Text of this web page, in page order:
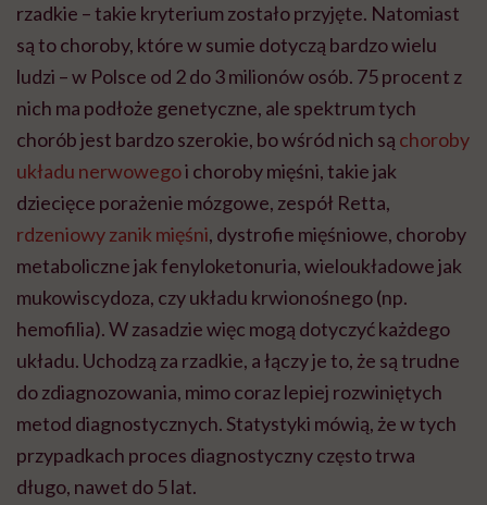
rzadkie – takie kryterium zostało przyjęte. Natomiast
są to choroby, które w sumie dotyczą bardzo wielu
ludzi – w Polsce od 2 do 3 milionów osób. 75 procent z
nich ma podłoże genetyczne, ale spektrum tych
chorób jest bardzo szerokie, bo wśród nich są choroby
układu nerwowegoi choroby mięśni, takie jak
dziecięce porażenie mózgowe, zespół Retta,
rdzeniowy zanik mięśni, dystrofie mięśniowe, choroby
metaboliczne jak fenyloketonuria, wieloukładowe jak
mukowiscydoza, czy układu krwionośnego (np.
hemofilia). W zasadzie więc mogą dotyczyć każdego
układu. Uchodzą za rzadkie, a łączy je to, że są trudne
do zdiagnozowania, mimo coraz lepiej rozwiniętych
metod diagnostycznych. Statystyki mówią, że w tych
przypadkach proces diagnostyczny często trwa
długo, nawet do 5 lat.